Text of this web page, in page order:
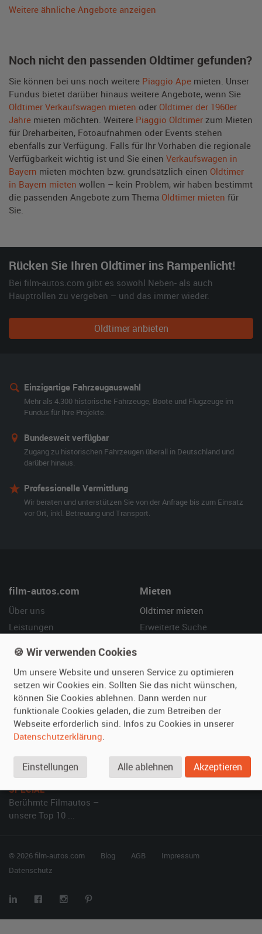
Weitere ähnliche Angebote anzeigen
Noch nicht den passenden Oldtimer gefunden?
Sie können bei uns noch weitere Piaggio Ape mieten. Unser
Fundus bietet darüber hinaus weitere Angebote, wenn Sie
Oldtimer Verkaufswagen mieten oder Oldtimer der 1960er
Jahre mieten möchten. Weitere Piaggio Oldtimer zum Mieten
für Dreharbeiten, Fotoaufnahmen oder Events stehen
ebenfalls zur Verfügung. Falls für Ihr Vorhaben die regionale
Verfügbarkeit wichtig ist und Sie einen Verkaufswagen in
Bayern mieten möchten bzw. grundsätzlich einen Oldtimer
in Bayern mieten wollen – kein Problem, wir haben bestimmt
die passenden Angebote zum Thema Oldtimer mieten für
Sie.
Rücken Sie Ihren Oldtimer ins Rampenlicht!
Bei film-autos.com gibt es sowohl Neben- als auch
Hauptrollen zu vergeben – und das immer wieder.
Oldtimer anbieten
Einzigartige Fahrzeugauswahl
Mehr als 4.300 historische Fahrzeuge, Boote und Flugzeuge im
Fundus für Ihre Projekte.
Bundesweit verfügbar
Zugang zu historischen Fahrzeugen überall in Deutschland und
darüber hinaus.
Professionelle Vermittlung
Wir beraten und unterstützen Sie von der Anfrage bis zum Einsatz
vor Ort, inkl. Betreuung und Transport.
film-autos.com
Über uns
Leistungen
Kundenmeinungen
Mieten
Oldtimer mieten
Erweiterte Suche
Vermieten
Oldtimer anmelden
Fotos senden
Fragen für Vermieter
Inserat verwalten
Hilfe
Häufige Fragen (FAQ)
So funktioniert's
SPECIAL
Berühmte Filmautos –
unsere Top 10 ...
© 2026 film-autos.com Blog AGB
Impressum
Datenschutz
🍪 Wir verwenden Cookies
Um unsere Website und unseren Service zu optimieren
setzen wir Cookies ein. Sollten Sie das nicht wünschen,
können Sie Cookies ablehnen. Dann werden nur
funktionale Cookies geladen, die zum Betreiben der
Webseite erforderlich sind. Infos zu Cookies in unserer
Datenschutzerklärung.
Einstellungen Alle ablehnen Akzeptieren